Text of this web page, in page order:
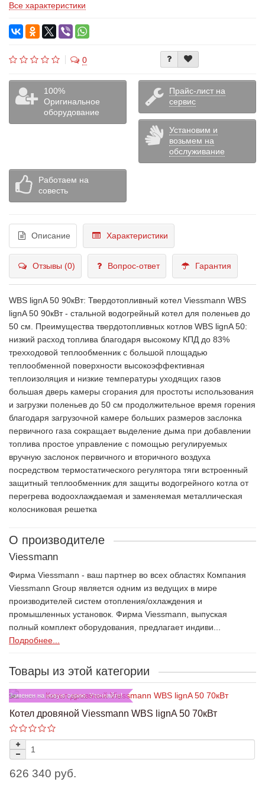
Все характеристики
0
100%
Оригинальное
оборудование
Прайс-лист на
сервис
Установим и
возьмем на
обслуживание
Работаем на
совесть
Описание Характеристики
Отзывы (0) Вопрос-ответ Гарантия
WBS lignA 50 90кВт: Твердотопливный котел Viessmann WBS
lignA 50 90кВт - стальной водогрейный котел для поленьев до
50 см. Преимущества твердотопливных котлов WBS lignA 50:
низкий расход топлива благодаря высокому КПД до 83%
трехходовой теплообменник с большой площадью
теплообменной поверхности высокоэффективная
теплоизоляция и низкие температуры уходящих газов
большая дверь камеры сгорания для простоты использования
и загрузки поленьев до 50 см продолжительное время горения
благодаря загрузочной камере больших размеров заслонка
первичного газа сокращает выделение дыма при добавлении
топлива простое управление с помощью регулируемых
вручную заслонок первичного и вторичного воздуха
посредством термостатического регулятора тяги встроенный
защитный теплообменник для защиты водогрейного котла от
перегрева водоохлаждаемая и заменяемая металлическая
колосниковая решетка
О производителе
Viessmann
Фирма Viessmann - ваш партнер во всех областях Компания
Viessmann Group является одним из ведущих в мире
производителей систем отопления/охлаждения и
промышленных установок. Фирма Viessmann, выпуская
полный комплект оборудования, предлагает индиви...
Подробнее...
Товары из этой категории
Заменен на новую серию. Уточняйте!
Котел дровяной Viessmann WBS lignA 50 70кВт
626 340 руб.